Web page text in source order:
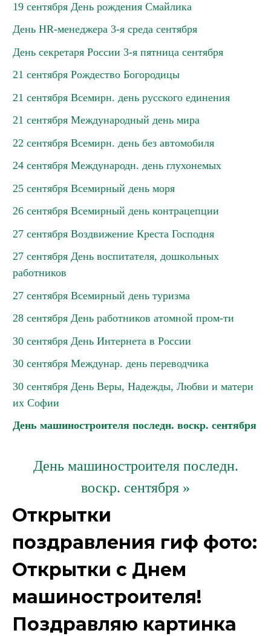
19 сентября День рождения Смайлика
День HR-менеджера 3-я среда сентября
День секретаря России 3-я пятница сентября
21 сентября Рождество Богородицы
21 сентября Всемирн. день русского единения
21 сентября Международный день мира
22 сентября Всемирн. день без автомобиля
24 сентября Международн. день глухонемых
25 сентября Всемирный день моря
26 сентября Всемирный день контрацепции
27 сентября Воздвижение Креста Господня
27 сентября День воспитателя, дошкольных
работников
27 сентября Всемирный день туризма
28 сентября День работников атомной пром-ти
30 сентября День Интернета в России
30 сентября Междунар. день переводчика
30 сентября День Веры, Надежды, Любви и матери
их Софии
День машиностроителя последн. воскр. сентября
День машиностроителя последн.
воскр. сентября »
Открытки
поздравления гиф фото:
Открытки с Днем
машиностроителя!
Поздравляю картинка